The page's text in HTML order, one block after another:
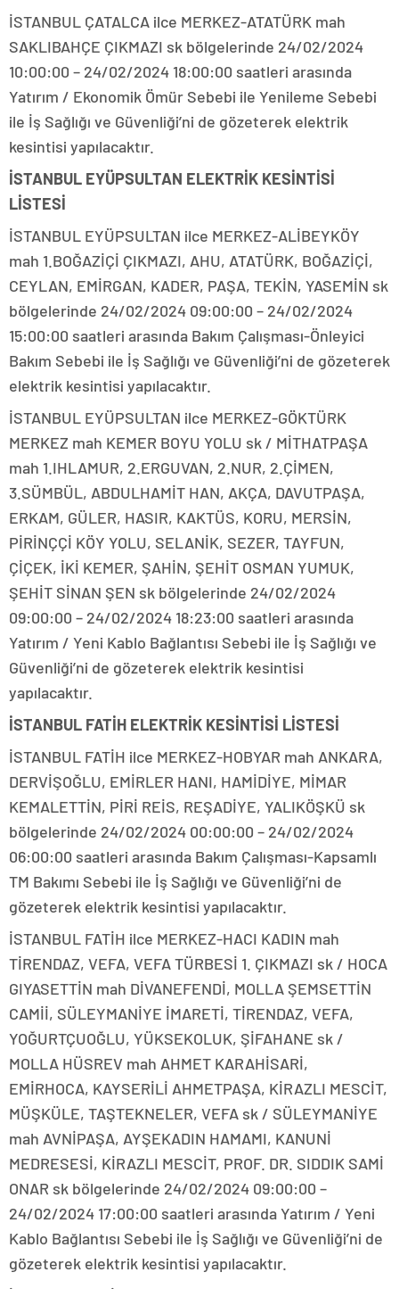
İSTANBUL ÇATALCA ilce MERKEZ-ATATÜRK mah
SAKLIBAHÇE ÇIKMAZI sk bölgelerinde 24/02/2024
10:00:00 – 24/02/2024 18:00:00 saatleri arasında
Yatırım / Ekonomik Ömür Sebebi ile Yenileme Sebebi
ile İş Sağlığı ve Güvenliği’ni de gözeterek elektrik
kesintisi yapılacaktır.
İSTANBUL EYÜPSULTAN ELEKTRİK KESİNTİSİ
LİSTESİ
İSTANBUL EYÜPSULTAN ilce MERKEZ-ALİBEYKÖY
mah 1.BOĞAZİÇİ ÇIKMAZI, AHU, ATATÜRK, BOĞAZİÇİ,
CEYLAN, EMİRGAN, KADER, PAŞA, TEKİN, YASEMİN sk
bölgelerinde 24/02/2024 09:00:00 – 24/02/2024
15:00:00 saatleri arasında Bakım Çalışması-Önleyici
Bakım Sebebi ile İş Sağlığı ve Güvenliği’ni de gözeterek
elektrik kesintisi yapılacaktır.
İSTANBUL EYÜPSULTAN ilce MERKEZ-GÖKTÜRK
MERKEZ mah KEMER BOYU YOLU sk / MİTHATPAŞA
mah 1.IHLAMUR, 2.ERGUVAN, 2.NUR, 2.ÇİMEN,
3.SÜMBÜL, ABDULHAMİT HAN, AKÇA, DAVUTPAŞA,
ERKAM, GÜLER, HASIR, KAKTÜS, KORU, MERSİN,
PİRİNÇÇİ KÖY YOLU, SELANİK, SEZER, TAYFUN,
ÇİÇEK, İKİ KEMER, ŞAHİN, ŞEHİT OSMAN YUMUK,
ŞEHİT SİNAN ŞEN sk bölgelerinde 24/02/2024
09:00:00 – 24/02/2024 18:23:00 saatleri arasında
Yatırım / Yeni Kablo Bağlantısı Sebebi ile İş Sağlığı ve
Güvenliği’ni de gözeterek elektrik kesintisi
yapılacaktır.
İSTANBUL FATİH ELEKTRİK KESİNTİSİ LİSTESİ
İSTANBUL FATİH ilce MERKEZ-HOBYAR mah ANKARA,
DERVİŞOĞLU, EMİRLER HANI, HAMİDİYE, MİMAR
KEMALETTİN, PİRİ REİS, REŞADİYE, YALIKÖŞKÜ sk
bölgelerinde 24/02/2024 00:00:00 – 24/02/2024
06:00:00 saatleri arasında Bakım Çalışması-Kapsamlı
TM Bakımı Sebebi ile İş Sağlığı ve Güvenliği’ni de
gözeterek elektrik kesintisi yapılacaktır.
İSTANBUL FATİH ilce MERKEZ-HACI KADIN mah
TİRENDAZ, VEFA, VEFA TÜRBESİ 1. ÇIKMAZI sk / HOCA
GIYASETTİN mah DİVANEFENDİ, MOLLA ŞEMSETTİN
CAMİİ, SÜLEYMANİYE İMARETİ, TİRENDAZ, VEFA,
YOĞURTÇUOĞLU, YÜKSEKOLUK, ŞİFAHANE sk /
MOLLA HÜSREV mah AHMET KARAHİSARİ,
EMİRHOCA, KAYSERİLİ AHMETPAŞA, KİRAZLI MESCİT,
MÜŞKÜLE, TAŞTEKNELER, VEFA sk / SÜLEYMANİYE
mah AVNİPAŞA, AYŞEKADIN HAMAMI, KANUNİ
MEDRESESİ, KİRAZLI MESCİT, PROF. DR. SIDDIK SAMİ
ONAR sk bölgelerinde 24/02/2024 09:00:00 –
24/02/2024 17:00:00 saatleri arasında Yatırım / Yeni
Kablo Bağlantısı Sebebi ile İş Sağlığı ve Güvenliği’ni de
gözeterek elektrik kesintisi yapılacaktır.